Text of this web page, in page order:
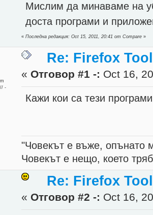
Мислим да минаваме на
доста програми и
«Последна редакция: Oct 15, 2011, 20:41 от Compare »
-
Re: Firefox
« Отговор #1 -: Oct 16,
Кажи кои са тези
"Човекът е въже, опънато
Човекът е нещо, което
Re: Firefox
« Отговор #2 -: Oct 16,